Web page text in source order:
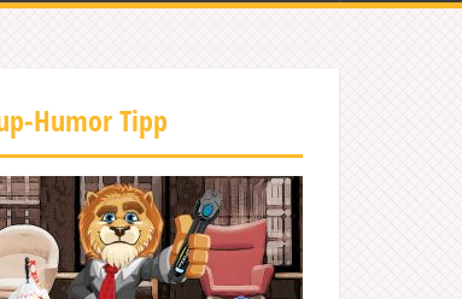
Humor Tipp